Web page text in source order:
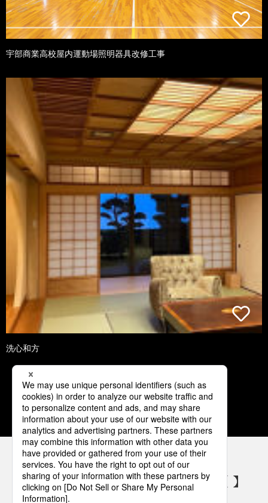
宇部商業高校屋内運動場照明器具改修工事
洗心和方
1 2 3 4 5
パナソニックの電気設備 SNSアカウント